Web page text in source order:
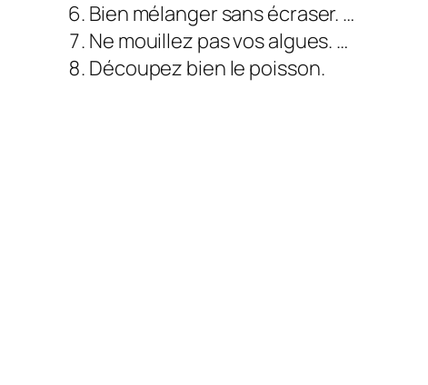
Bien mélanger sans écraser. …
Ne mouillez pas vos algues. …
Découpez bien le poisson.